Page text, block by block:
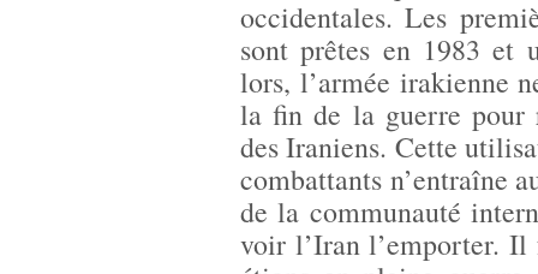
occidentales. Les
sont prêtes en 1983 et
lors, l’armée irakienne
la fin de la guerre pour
des Iraniens. Cette
combattants n’entraîne
de la communauté
voir l’Iran l’emporter. Il